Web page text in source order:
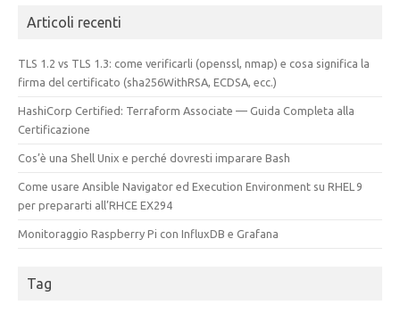
Articoli recenti
TLS 1.2 vs TLS 1.3: come verificarli (openssl, nmap) e cosa significa la
firma del certificato (sha256WithRSA, ECDSA, ecc.)
HashiCorp Certified: Terraform Associate — Guida Completa alla
Certificazione
Cos’è una Shell Unix e perché dovresti imparare Bash
Come usare Ansible Navigator ed Execution Environment su RHEL 9
per prepararti all’RHCE EX294
Monitoraggio Raspberry Pi con InfluxDB e Grafana
Tag